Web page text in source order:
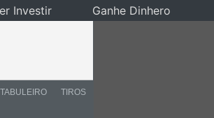
TABULEIRO TIROS
Investir Ganhe Dinhero